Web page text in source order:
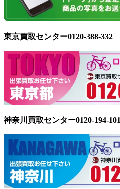
東京買取センター0120-388-332
神奈川買取センター0120-194-